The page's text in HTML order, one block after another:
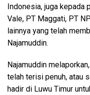
Indonesia, juga
Vale, PT Maggati, PT
lainnya yang telah
Najamuddin.
Najamuddin
telah terisi penuh, atau
hadir di Luwu Timur